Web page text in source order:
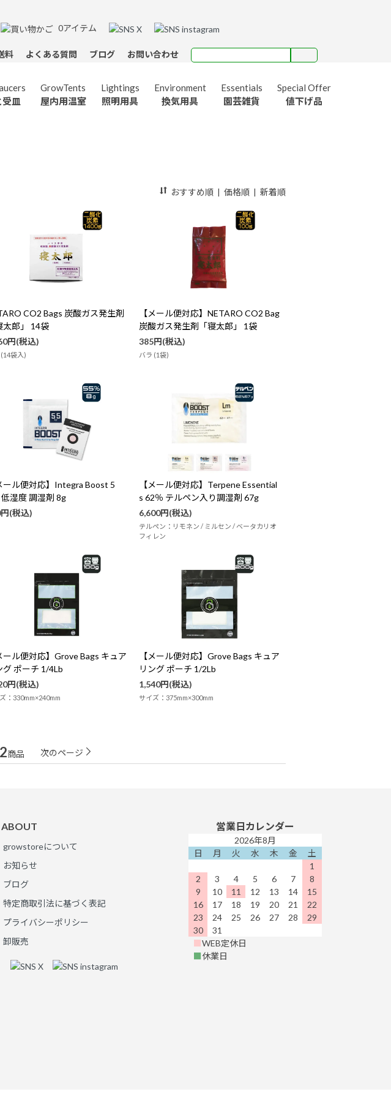
0アイテム
料 よくある質問 ブログ お問い合わせ
マンモス
マプラントフード
皿
GrowTents
屋内用温室
Lightings
照明用具
Environment
換気用具
Essentials
園芸雑貨
計量器具
Special Offer
値下げ品
おすすめ順 | 価格順 | 新着順
CO2 Bags 炭酸ガス発生剤
太郎」 14袋
円(税込)
袋入)
【メール便対応】NETARO CO2 Bag
炭酸ガス発生剤「寝太郎」 1袋
385円(税込)
バラ (1袋)
ール便対応】Integra Boost 5
低湿度 調湿剤 8g
(税込)
【メール便対応】Terpene Essential
s 62％ テルペン入り調湿剤 67g
6,600円(税込)
テルペン：リモネン / ミルセン / ベータカリオ
フィレン
ール便対応】Grove Bags キュア
グ ポーチ 1/4Lb
円(税込)
：330mm×240mm
【メール便対応】Grove Bags キュア
リング ポーチ 1/2Lb
1,540円(税込)
サイズ：375mm×300mm
商品 次のページ
ABOUT
growstoreについて
お知らせ
ブログ
特定商取引法に基づく表記
プライバシーポリシー
卸販売
営業日カレンダー
2026年8月
日
月 火 水 木 金
土
1
2
3 4 5 6 7
8
9
10 11 12 13 14
15
16
17 18 19 20 21
22
23
24 25 26 27 28
29
30
31
■WEB定休日
■休業日